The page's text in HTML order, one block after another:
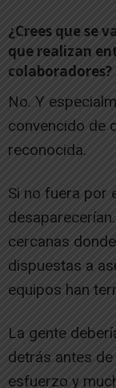
¿Crees que se
que realizan
colaboradores?
No. Y
convencido de
reconocida.
Si no fuera por
cercanas
dispuestas a
equipos han
La gente
detrás antes
esfuerzo y